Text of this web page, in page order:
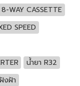
8-WAY CASSETTE
SPEED
น้ำยา R32
งฝ้า